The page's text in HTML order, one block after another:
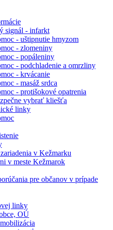
signál - infarkt
- uštipnutie hmyzom
- zlomeniny
- popáleniny
- podchladenie a omrzliny
- krvácanie
- masáž srdca
- protišokové opatrenia
vybrať kliešťa
linky
v Kežmarku
v meste Kežmarok
pre občanov v prípade
linky
OÚ